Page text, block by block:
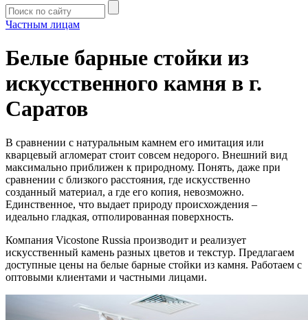
Частным лицам
Белые барные стойки из
искусственного камня в г.
Саратов
В сравнении с натуральным камнем его имитация или
кварцевый агломерат стоит совсем недорого. Внешний вид
максимально приближен к природному. Понять, даже при
сравнении с близкого расстояния, где искусственно
созданный материал, а где его копия, невозможно.
Единственное, что выдает природу происхождения –
идеально гладкая, отполированная поверхность.
Компания Vicostone Russia производит и реализует
искусственный камень разных цветов и текстур. Предлагаем
доступные цены на белые барные стойки из камня. Работаем с
оптовыми клиентами и частными лицами.